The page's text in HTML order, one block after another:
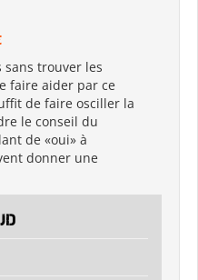
sans trouver les
faire aider par ce
de faire osciller la
le conseil du
de «oui» à
donner une